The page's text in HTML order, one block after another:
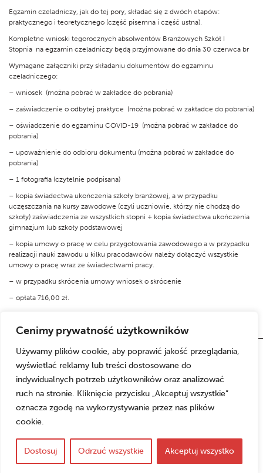
Cenimy prywatność użytkowników
Używamy plików cookie, aby poprawić jakość przeglądania,
wyświetlać reklamy lub treści dostosowane do
indywidualnych potrzeb użytkowników oraz analizować
ruch na stronie. Kliknięcie przycisku „Akceptuj wszystkie”
oznacza zgodę na wykorzystywanie przez nas plików
cookie.
Dostosuj Odrzuć wszystkie Akceptuj wszystko
Egzamin czeladniczy, jak do tej pory, składać się z dwóch etapów:
praktycznego i teoretycznego (część pisemna i część ustna).
Kompletne wnioski tegorocznych absolwentów Branżowych Szkół I
Stopnia na egzamin czeladniczy będą przyjmowane do dnia 30 czerwca br
Wymagane załączniki przy składaniu dokumentów do egzaminu
czeladniczego:
– wniosek (można pobrać w zakładce do pobrania)
– zaświadczenie o odbytej praktyce (można pobrać w zakładce do pobrania)
– oświadczenie do egzaminu COVID-19 (można pobrać w zakładce do
pobrania)
– upoważnienie do odbioru dokumentu (można pobrać w zakładce do
pobrania)
– 1 fotografia (czytelnie podpisana)
– kopia świadectwa ukończenia szkoły branżowej, a w przypadku
uczęszczania na kursy zawodowe (czyli uczniowie, którzy nie chodzą do
szkoły) zaświadczenia ze wszystkich stopni + kopia świadectwa ukończenia
gimnazjum lub szkoły podstawowej
– kopia umowy o pracę w celu przygotowania zawodowego a w przypadku
realizacji nauki zawodu u kilku pracodawców należy dołączyć wszystkie
umowy o pracę wraz ze świadectwami pracy.
– w przypadku skrócenia umowy wniosek o skrócenie
– opłata 716,00 zł.
w Katowicach